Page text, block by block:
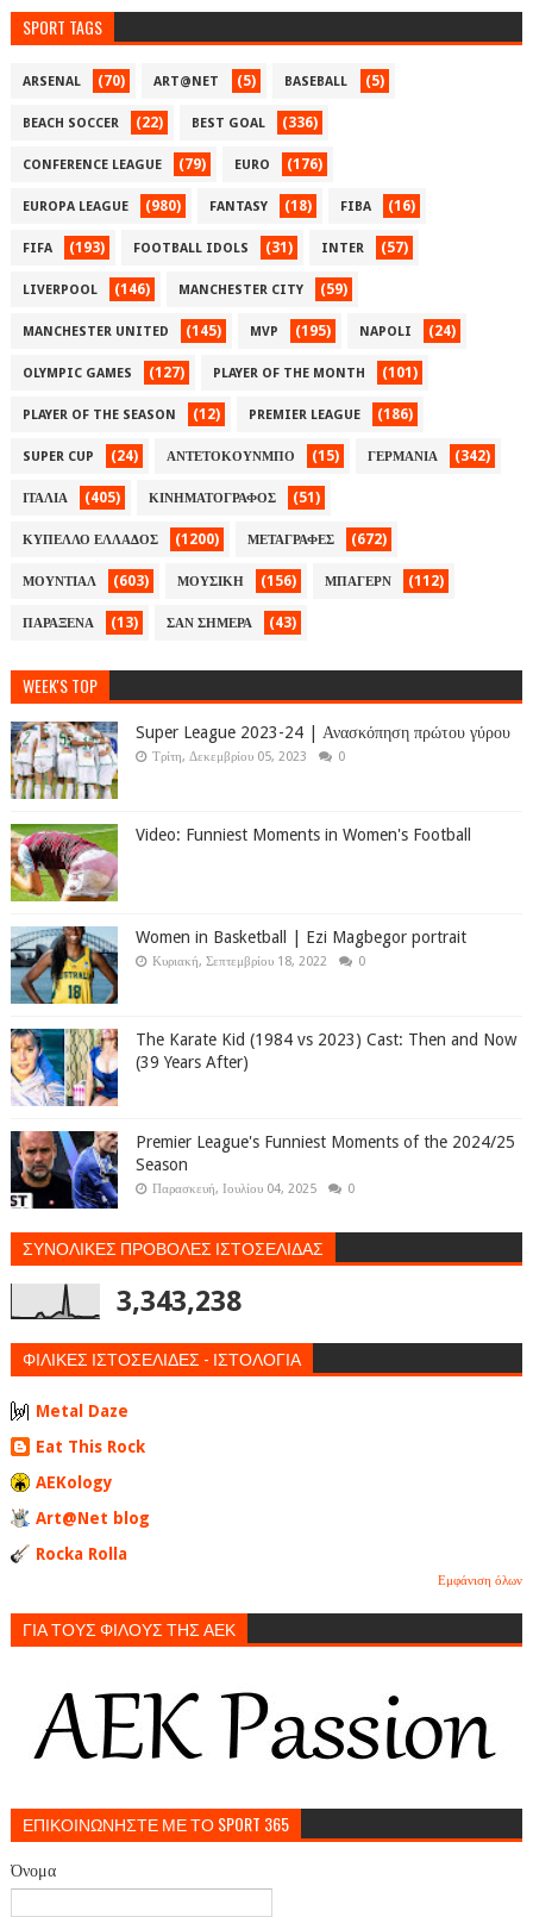
SPORT TAGS
ARSENAL (70) ART@NET (5) BASEBALL (5)
BEACH SOCCER (22) BEST GOAL (336)
CONFERENCE LEAGUE (79) EURO (176)
EUROPA LEAGUE (980) FANTASY (18) FIBA (16)
FIFA (193) FOOTBALL IDOLS (31) INTER (57)
LIVERPOOL (146) MANCHESTER CITY (59)
MANCHESTER UNITED (145) MVP (195) NAPOLI (24)
OLYMPIC GAMES (127) PLAYER OF THE MONTH (101)
PLAYER OF THE SEASON (12) PREMIER LEAGUE (186)
SUPER CUP (24) ΑΝΤΕΤΟΚΟΥΝΜΠΟ (15) ΓΕΡΜΑΝΙΑ (342)
ΙΤΑΛΙΑ (405) ΚΙΝΗΜΑΤΟΓΡΑΦΟΣ (51)
ΚΥΠΕΛΛΟ ΕΛΛΑΔΟΣ (1200) ΜΕΤΑΓΡΑΦΕΣ (672)
ΜΟΥΝΤΙΑΛ (603) ΜΟΥΣΙΚΗ (156) ΜΠΑΓΕΡΝ (112)
ΠΑΡΑΞΕΝΑ (13) ΣΑΝ ΣΗΜΕΡΑ (43)
WEEK'S TOP
Super League 2023-24 | Ανασκόπηση πρώτου γύρου
Τρίτη, Δεκεμβρίου 05, 2023 0
Video: Funniest Moments in Women's Football
Women in Basketball | Ezi Magbegor portrait
Κυριακή, Σεπτεμβρίου 18, 2022 0
The Karate Kid (1984 vs 2023) Cast: Then and Now
(39 Years After)
Premier League's Funniest Moments of the 2024/25
Season
Παρασκευή, Ιουλίου 04, 2025 0
ΣΥΝΟΛΙΚΕΣ ΠΡΟΒΟΛΕΣ ΙΣΤΟΣΕΛΙΔΑΣ
3,343,238
ΦΙΛΙΚΕΣ ΙΣΤΟΣΕΛΙΔΕΣ - ΙΣΤΟΛΟΓΙΑ
Metal Daze
Eat This Rock
AEKology
Art@Net blog
Rocka Rolla
Εμφάνιση όλων
ΓΙΑ ΤΟΥΣ ΦΙΛΟΥΣ ΤΗΣ ΑΕΚ
ΕΠΙΚΟΙΝΩΝΗΣΤΕ ΜΕ ΤΟ SPORT 365
Όνομα